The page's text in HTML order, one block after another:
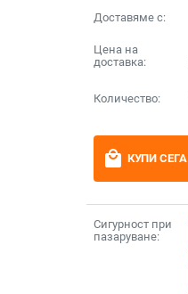
Доставяме с:
Цена на
доставка:
Количество:
local_mall КУПИ СЕГА
Сигурност при
пазаруване: